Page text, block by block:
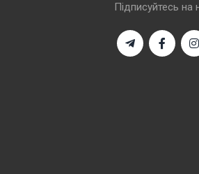
Підписуйтесь на